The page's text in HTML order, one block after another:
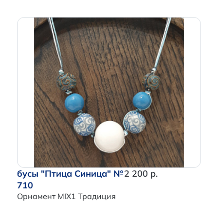
Итого:
Продолжить покупки
Перейти в корзину
бусы "Птица Синица" №
710
Орнамент MIX1 Традиция
2 200 р.